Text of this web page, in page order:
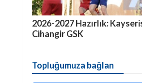
2026-2027 Hazırlık:
Cihangir GSK
Topluğumuza bağlan